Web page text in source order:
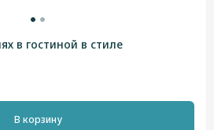
в гостиной в стиле
В корзину